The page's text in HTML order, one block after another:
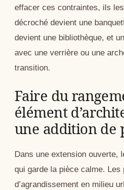
effacer ces contraintes, ils
décroché devient une
devient une bibliothèque, et
avec une verrière ou une
transition.
Faire du
élément
une addition de
Dans une extension ouverte,
qui garde la pièce calme. Les
d’agrandissement en milieu